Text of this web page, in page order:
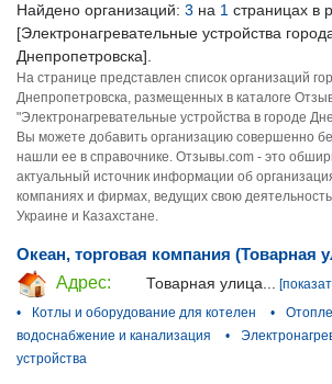
Найдено организаций: 3 на 1 страницах в
[Электронагревательные устройства
Днепропетровска].
На странице представлен список организаций
Днепропетровска, размещенных в каталоге
"Электронагревательные устройства в городе
Вы можете добавить организацию совершенно
нашли ее в справочнике. Отзывы.com - это
актуальный источник информации об
компаниях и фирмах, ведущих свою
Украине и Казахстане.
Океан, торговая компания (Товарная
Адрес:
Товарная улица...
•
Котлы и оборудование для котелен •
водоснабжение и канализация
•
устройства